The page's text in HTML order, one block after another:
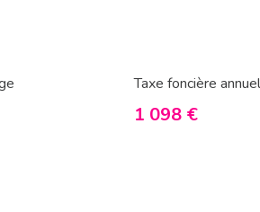
Taxe foncière
1 098 €